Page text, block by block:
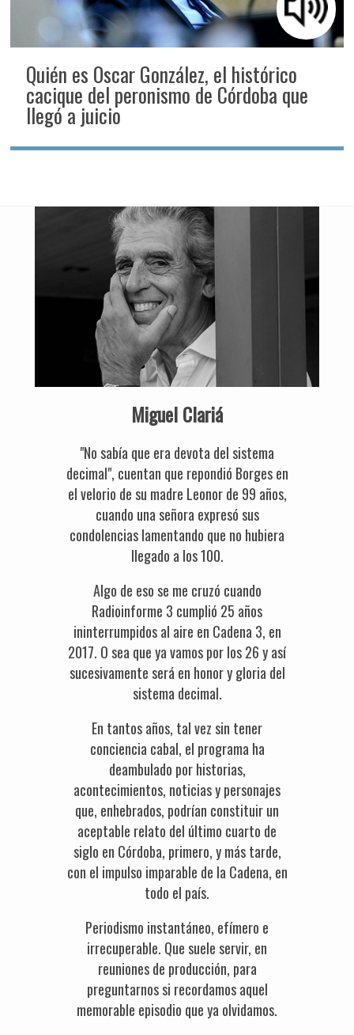
Quién es Oscar González, el histórico
cacique del peronismo de Córdoba que
llegó a juicio
Miguel Clariá
"No sabía que era devota del sistema
decimal", cuentan que repondió Borges en
el velorio de su madre Leonor de 99 años,
cuando una señora expresó sus
condolencias lamentando que no hubiera
llegado a los 100.
Algo de eso se me cruzó cuando
Radioinforme 3 cumplió 25 años
ininterrumpidos al aire en Cadena 3, en
2017. O sea que ya vamos por los 26 y así
sucesivamente será en honor y gloria del
sistema decimal.
En tantos años, tal vez sin tener
conciencia cabal, el programa ha
deambulado por historias,
acontecimientos, noticias y personajes
que, enhebrados, podrían constituir un
aceptable relato del último cuarto de
siglo en Córdoba, primero, y más tarde,
con el impulso imparable de la Cadena, en
todo el país.
Periodismo instantáneo, efímero e
irrecuperable. Que suele servir, en
reuniones de producción, para
preguntarnos si recordamos aquel
memorable episodio que ya olvidamos.